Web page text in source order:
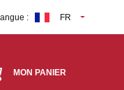
: FR
MON PANIER